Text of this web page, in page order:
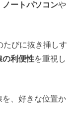
ノートパソコンや
たびに抜き挿しす
の利便性を重視し
、好きな位置か